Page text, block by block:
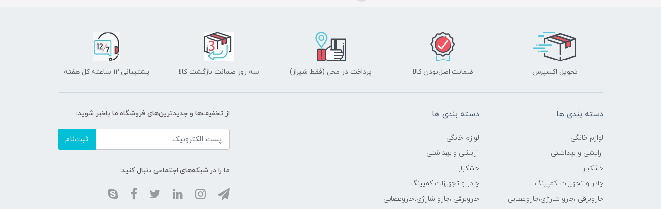
تحویل اکسپرس ضمانت اصل‌بودن کالا پرداخت در محل (فقط شیراز) سه روز ضمانت بازگشت کالا پشتیبانی 12 ساعته کل هفته
دسته بندی ها
لوازم خانگی
آرایشی و بهداشتی
خشکبار
چادر و تجهیزات کمپینگ
جاروبرقی ،جارو شارژی،جاروعصایی
دسته بندی ها
لوازم خانگی
آرایشی و بهداشتی
خشکبار
چادر و تجهیزات کمپینگ
جاروبرقی ،جارو شارژی،جاروعصایی
از تخفیف‌ها و جدیدترین‌های فروشگاه ما باخبر شوید:
ثبت‌نام
ما را در شبکه‌های اجتماعی دنبال کنید: